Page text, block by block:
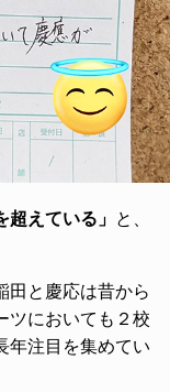
超えている」 と、
田と慶応は昔から
ツにおいても２校
年注目を集めてい